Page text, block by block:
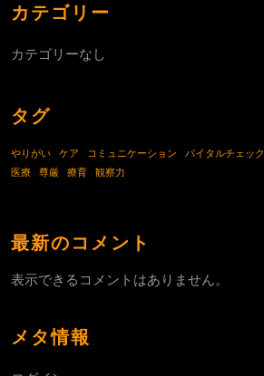
カテゴリー
カテゴリーなし
タグ
やりがい ケア コミュニケーション バイタルチェック
医療
尊厳 療育 観察力
最新のコメント
表示できるコメントはありません。
メタ情報